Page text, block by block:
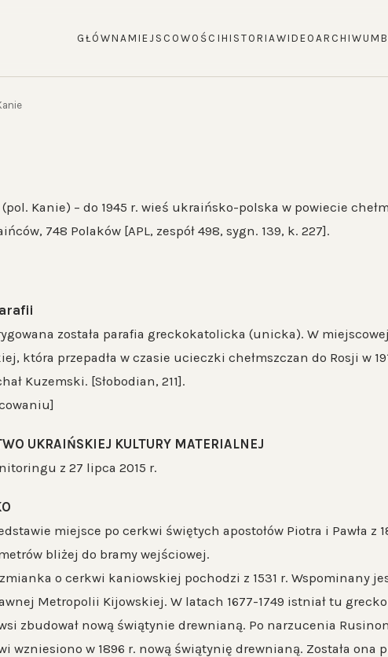
GŁÓWNAMIEJSCOWOŚCI HISTORIA WIDEOARCHIWUM
(pol. Kanie) – do 1945 r. wieś ukraińsko-polska w powiecie
748 Polaków [APL, zespół 498, sygn. 139, k. 227].
została parafia greckokatolicka (unicka). W
która przepadła w czasie ucieczki chełmszczan do Rosji w
Kuzemski. [Słobodian, 211].
UKRAIŃSKIEJ KULTURY MATERIALNEJ
z 27 lipca 2015 r.
miejsce po cerkwi świętych apostołów Piotra i Pawła z
bliżej do bramy wejściowej.
o cerkwi kaniowskiej pochodzi z 1531 r. Wspominany
Metropolii Kijowskiej. W latach 1677-1749 istniał tu
zbudował nową świątynie drewnianą. Po narzucenia
wzniesiono w 1896 r. nową świątynię drewnianą. Została ona